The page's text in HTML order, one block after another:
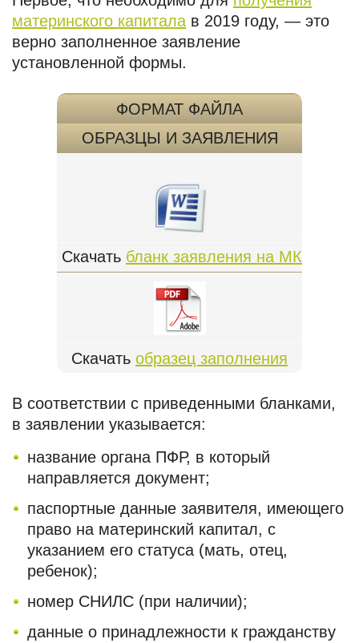
материнского капитала в 2019 году, — это
верно заполненное заявление
установленной формы.
ФОРМАТ ФАЙЛА
ОБРАЗЦЫ И ЗАЯВЛЕНИЯ
Скачать бланк заявления на МК
Скачать образец заполнения
В соответствии с приведенными бланками,
в заявлении указывается:
название органа ПФР, в который
направляется документ;
паспортные данные заявителя, имеющего
право на материнский капитал, с
указанием его статуса (мать, отец,
ребенок);
номер СНИЛС (при наличии);
данные о принадлежности к гражданству